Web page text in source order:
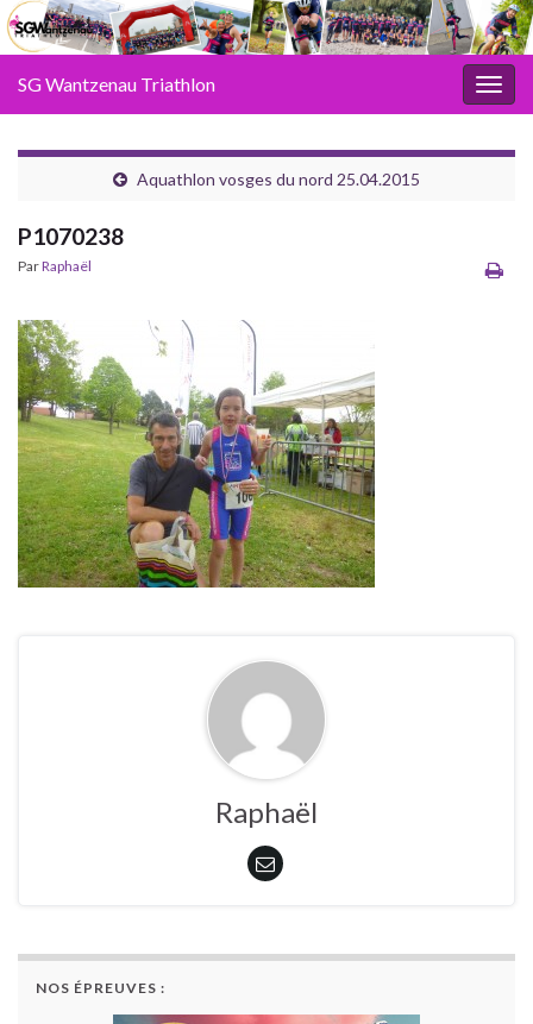
SG Wantzenau Triathlon
Aquathlon vosges du nord 25.04.2015
P1070238
ParRaphaël
Raphaël
NOS ÉPREUVES :